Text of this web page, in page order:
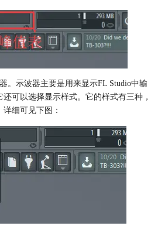
。示波器主要是用来显示FL Studio中输
可以选择显示样式。它的样式有三种，
细可见下图：